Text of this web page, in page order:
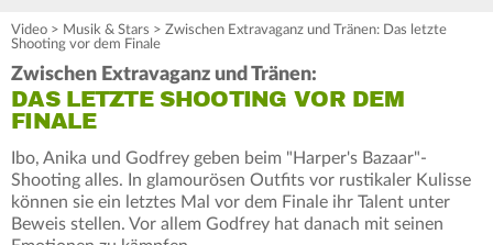
Video > Musik & Stars > Zwischen Extravaganz und Tränen: Das letzte
Shooting vor dem Finale
Zwischen Extravaganz und Tränen:
DAS LETZTE SHOOTING VOR DEM
FINALE
Ibo, Anika und Godfrey geben beim "Harper's Bazaar"-
Shooting alles. In glamourösen Outfits vor rustikaler Kulisse
können sie ein letztes Mal vor dem Finale ihr Talent unter
Beweis stellen. Vor allem Godfrey hat danach mit seinen